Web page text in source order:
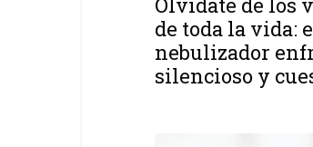
de toda la vida:
nebulizador
silencioso y